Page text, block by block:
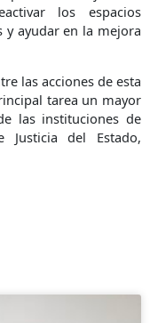
los espacios
y ayudar en la mejora
las acciones de esta
tarea un mayor
las instituciones de
Justicia del Estado,